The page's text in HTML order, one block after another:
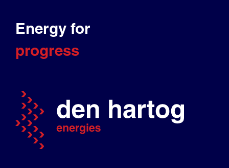
Energy for
progress